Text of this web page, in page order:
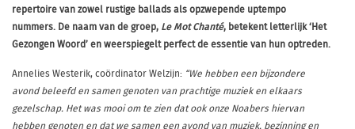
repertoire van zowel rustige ballads als opzwepende uptempo
nummers. De naam van de groep, Le Mot Chanté, betekent letterlijk ‘Het
Gezongen Woord’ en weerspiegelt perfect de essentie van hun optreden.
Annelies Westerik, coördinator Welzijn: “We hebben een bijzondere
avond beleefd en samen genoten van prachtige muziek en elkaars
gezelschap. Het was mooi om te zien dat ook onze Noabers hiervan
hebben genoten en dat we samen een avond van muziek, bezinning en